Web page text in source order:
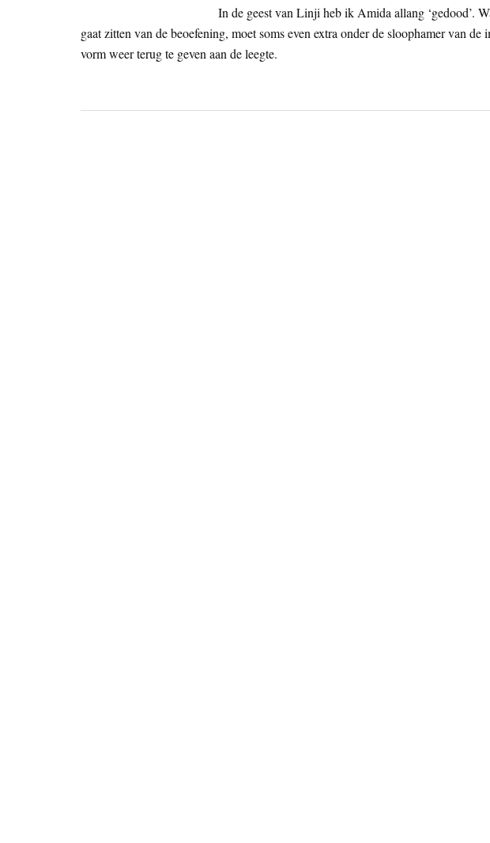
In de geest van Linji heb ik Amida allang ‘gedood’.
gaat zitten van de beoefening, moet soms even extra onder de sloophamer van de
vorm weer terug te geven aan de leegte.